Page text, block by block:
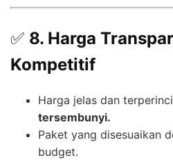
✅ 8. Harga
Kompetitif
Harga jelas dan
tersembunyi.
Paket yang disesuaikan
budget.